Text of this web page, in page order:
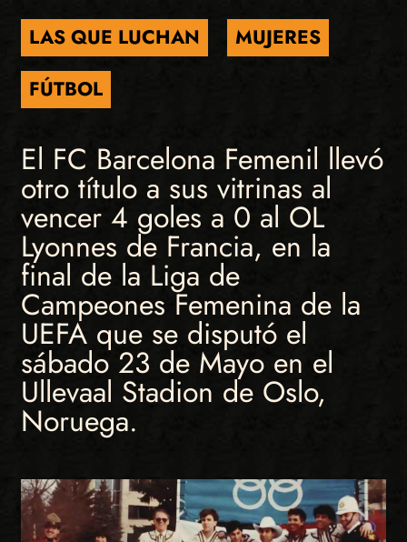
LAS QUE LUCHAN
MUJERES
FÚTBOL
El FC Barcelona Femenil llevó
otro título a sus vitrinas al
vencer 4 goles a 0 al OL
Lyonnes de Francia, en la
final de la Liga de
Campeones Femenina de la
UEFA que se disputó el
sábado 23 de Mayo en el
Ullevaal Stadion de Oslo,
Noruega.